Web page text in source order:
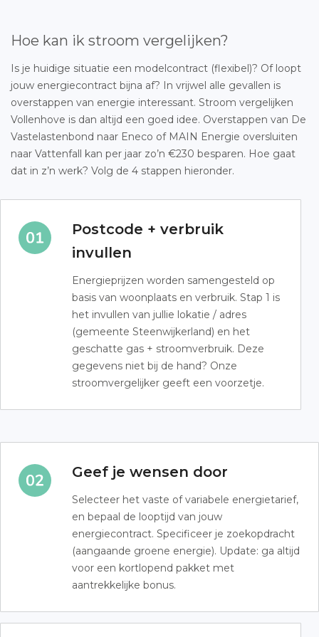
Hoe kan ik stroom vergelijken?
Is je huidige situatie een modelcontract (flexibel)? Of loopt
jouw energiecontract bijna af? In vrijwel alle gevallen is
overstappen van energie interessant. Stroom vergelijken
Vollenhove is dan altijd een goed idee. Overstappen van De
Vastelastenbond naar Eneco of MAIN Energie oversluiten
naar Vattenfall kan per jaar zo’n €230 besparen. Hoe gaat
dat in z’n werk? Volg de 4 stappen hieronder.
Postcode + verbruik
invullen
Energieprijzen worden samengesteld op
basis van woonplaats en verbruik. Stap 1 is
het invullen van jullie lokatie / adres
(gemeente Steenwijkerland) en het
geschatte gas + stroomverbruik. Deze
gegevens niet bij de hand? Onze
stroomvergelijker geeft een voorzetje.
Geef je wensen door
Selecteer het vaste of variabele energietarief,
en bepaal de looptijd van jouw
energiecontract. Specificeer je zoekopdracht
(aangaande groene energie). Update: ga altijd
voor een kortlopend pakket met
aantrekkelijke bonus.